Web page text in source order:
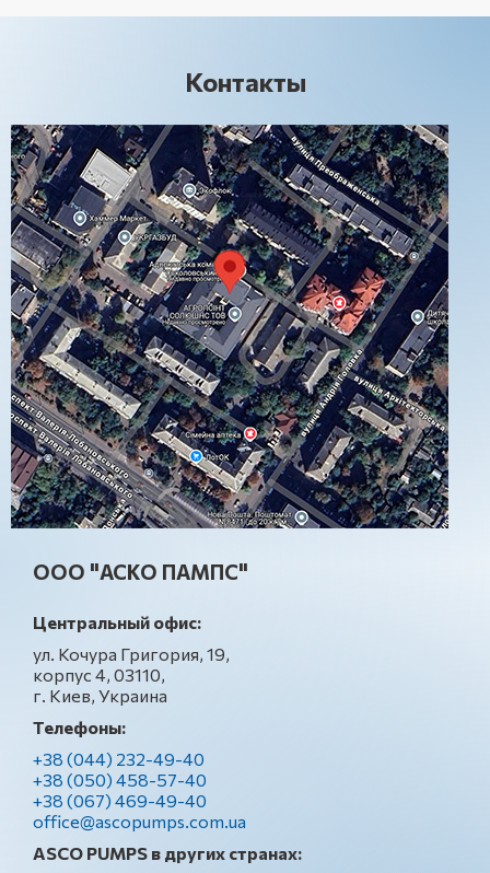
Контакты
ООО "АСКО ПАМПС"
Центральный офис:
ул. Кочура Григория, 19,
корпус 4, 03110,
г. Киев, Украина
Телефоны:
+38 (044) 232-49-40
+38 (050) 458-57-40
+38 (067) 469-49-40
office@ascopumps.com.ua
ASCO PUMPS в других странах: